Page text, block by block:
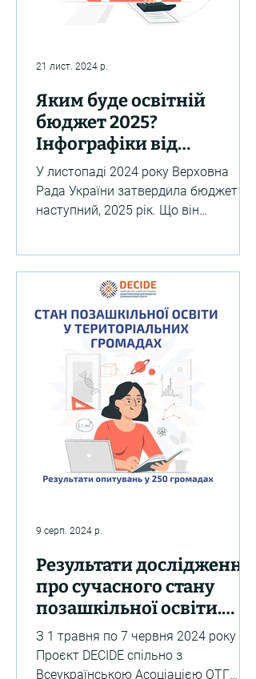
Яким буде освітній
бюджет 2025?
Інфографіки від
експертів DECIDE
У листопаді 2024 року Верховна
Рада України затвердила бюджет на
наступний, 2025 рік. Що він
21 лист. 2024 р.
Результати дослідження
про сучасного стану
позашкільної освіти.
Інфографіка
З 1 травня по 7 червня 2024 року
Проєкт DECIDE спільно з
Всеукраїнською Асоціацією ОТГ
9 серп. 2024 р.